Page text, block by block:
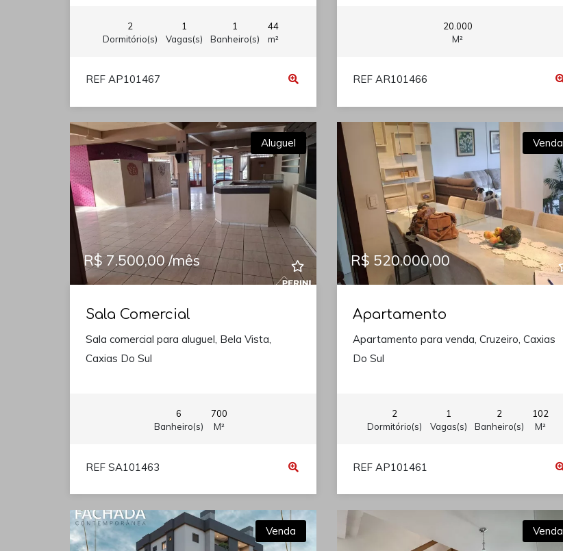
2
Dormitório(s)
1
Vagas(s)
1
Banheiro(s)
44
m²
REF AP101467
20.000
M²
REF AR101466
Aluguel
R$ 7.500,00 /mês
Sala Comercial
Sala comercial para aluguel, Bela Vista,
Caxias Do Sul
6
Banheiro(s)
700
M²
REF SA101463
Venda
R$ 520.000,00
Apartamento
Apartamento para venda, Cruzeiro, Caxias
Do Sul
2
Dormitório(s)
1
Vagas(s)
2
Banheiro(s)
102
M²
REF AP101461
Venda Venda